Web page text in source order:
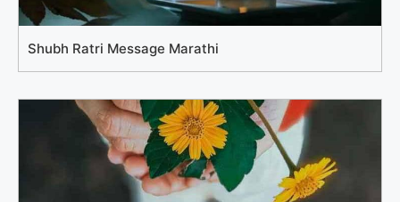
Shubh Ratri Message Marathi